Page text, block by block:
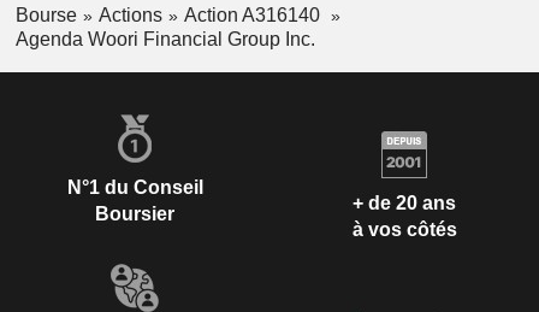
Bourse Actions
Action A316140
Agenda Woori Financial Group Inc.
N°1 du Conseil
Boursier
+ de 20 ans
à vos côtés